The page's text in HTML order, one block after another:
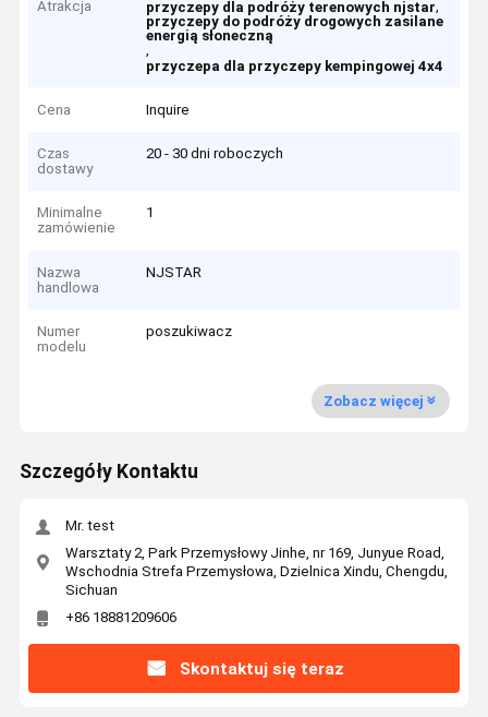
Atrakcja przyczepy dla podróży terenowych njstar,
przyczepy do podróży drogowych zasilane
energią słoneczną
,
przyczepa dla przyczepy kempingowej 4x4
Cena Inquire
Czas
dostawy
20 - 30 dni roboczych
Minimalne
zamówienie
1
Nazwa
handlowa
NJSTAR
Numer
modelu
poszukiwacz
Zobacz więcej
Szczegóły Kontaktu
Mr. test
Warsztaty 2, Park Przemysłowy Jinhe, nr 169, Junyue Road,
Wschodnia Strefa Przemysłowa, Dzielnica Xindu, Chengdu,
Sichuan
+86 18881209606
Skontaktuj się teraz